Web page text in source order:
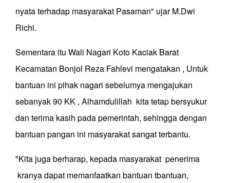
nyata terhadap masyarakat Pasaman" ujar M.Dwi
Richi.
Sementara itu Wali Nagari Koto Kaciak Barat
Kecamatan Bonjol Reza Fahlevi mengatakan , Untuk
bantuan ini pihak nagari sebelumya mengajukan
sebanyak 90 KK , Alhamdulillah kita tetap bersyukur
dan terima kasih pada pemerintah, sehingga dengan
bantuan pangan ini masyarakat sangat terbantu.
"Kita juga berharap, kepada masyarakat penerima
kranya dapat memanfaatkan bantuan tbantuan,